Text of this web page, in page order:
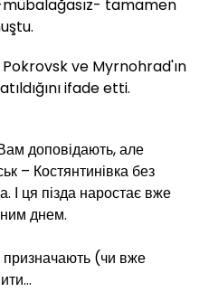
tamamen
ve Myrnohrad'ın
ifade etti.
доповідають, але
– Костянтинівка без
І ця пізда наростає вже
днем.
призначають (чи вже